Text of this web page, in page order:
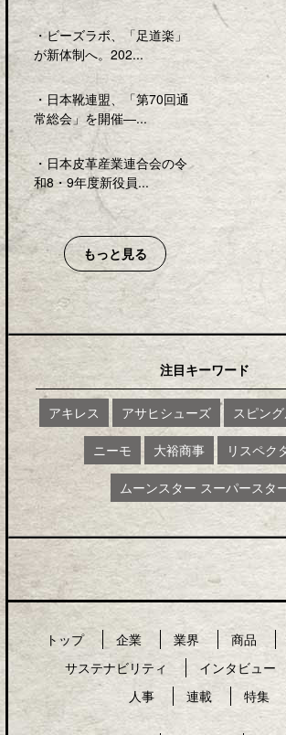
・ビーズラボ、「足道楽」
が新体制へ。202...
・ 日本靴連盟、「第70回通
常総会」を開催―...
・ 日本皮革産業連合会の令
和8・9年度新役員...
もっと見る
注目キーワード
アキレス アサヒシューズ スピン
ニーモ 大裕商事 リスペク
ムーンスター スーパースタ
トップ 企業 業界 商品
サステナビリティ
インタビュー
人事
連載 特集